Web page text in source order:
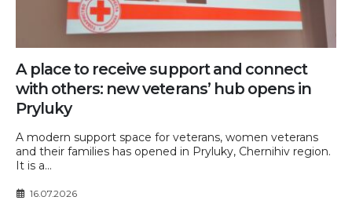
A place to receive support and connect
with others: new veterans’ hub opens in
Pryluky
A modern support space for veterans, women veterans
and their families has opened in Pryluky, Chernihiv region.
It is a...
16.07.2026